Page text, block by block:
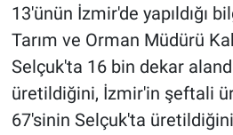
13'ünün İzmir'de yapıldığı
Tarım ve Orman Müdürü
Selçuk'ta 16 bin dekar
üretildiğini, İzmir'in şeftali
67'sinin Selçuk'ta